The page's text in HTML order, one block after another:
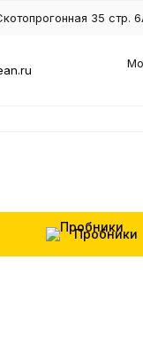
35 стр.
Пробники